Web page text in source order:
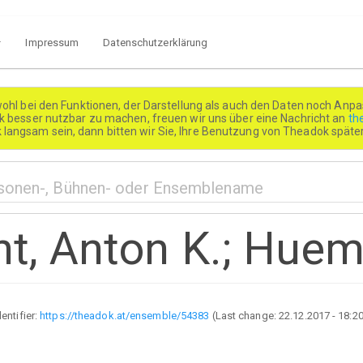
Impressum Datenschutzerklärung
bei den Funktionen, der Darstellung als auch den Daten noch
besser nutzbar zu machen, freuen wir uns über eine Nachricht an
sein, dann bitten wir Sie, Ihre Benutzung von Theadok
Anton K.;
https://theadok.at/ensemble/54383 (Last change: 22.12.2017 - 18:20